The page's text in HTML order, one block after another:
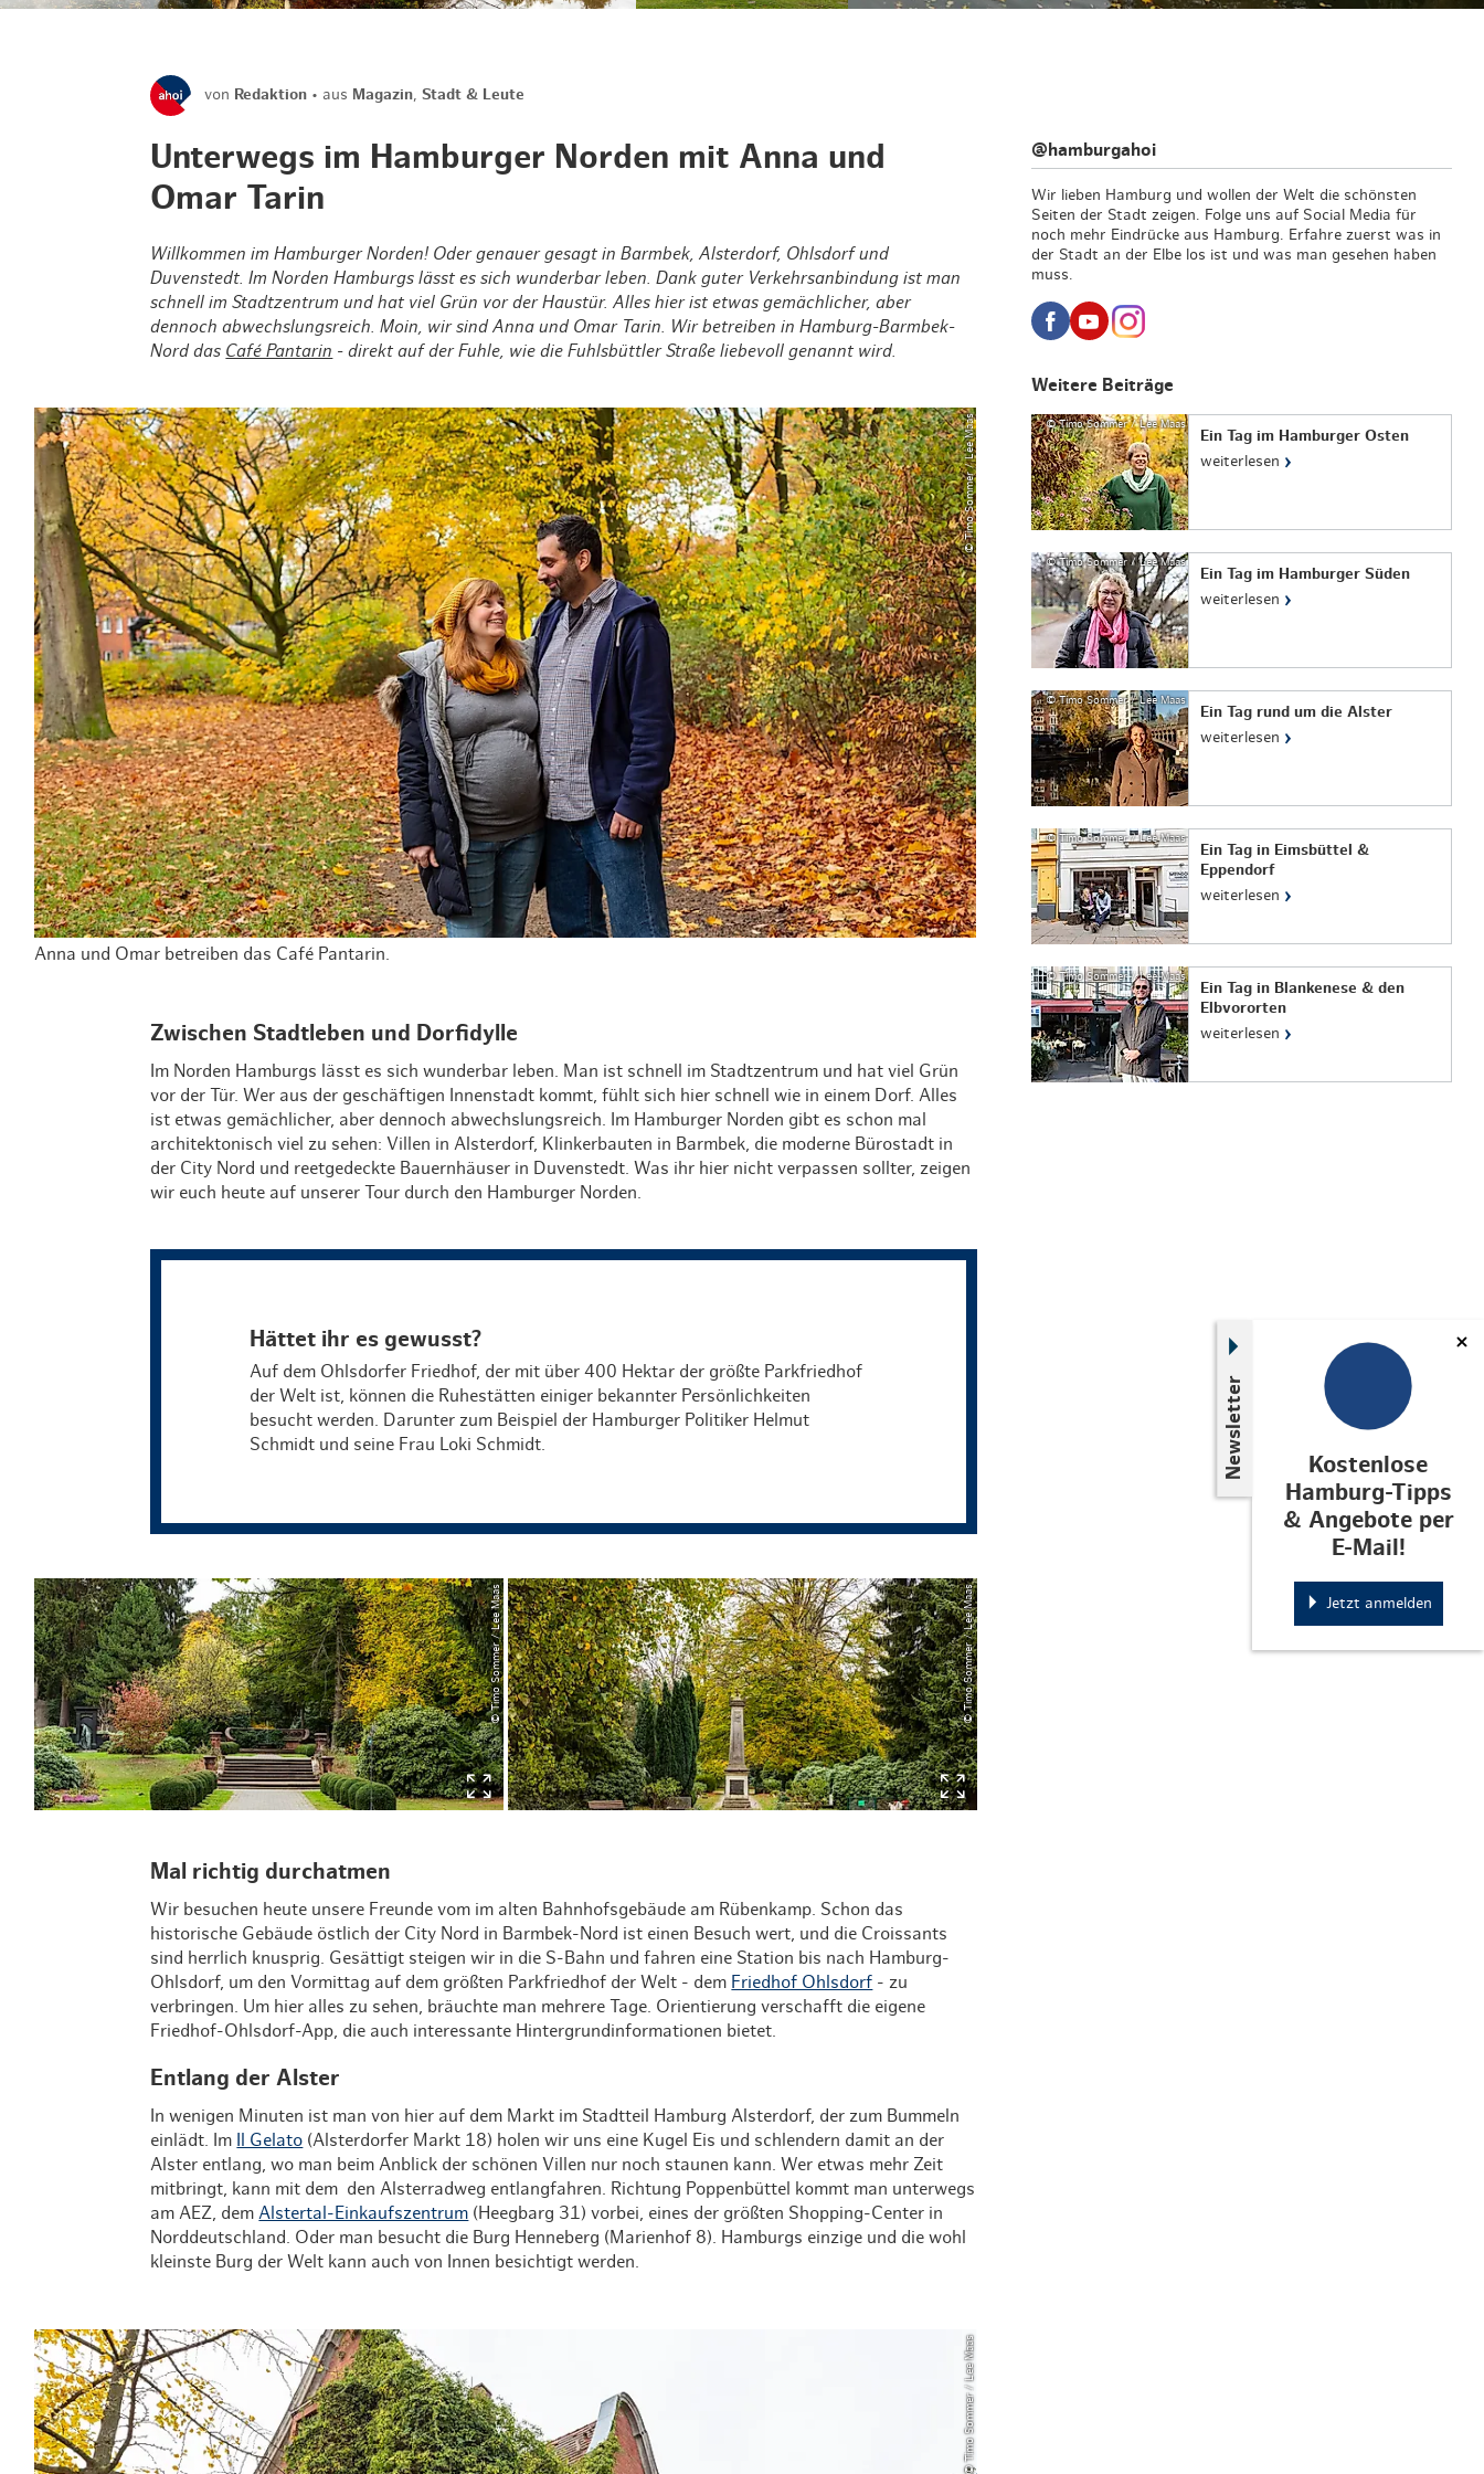
Weihnachten mit Bibi & Tina
Newsletter
Kostenlose
Hamburg-Tipps
& Angebote per
E-Mail!
Jetzt anmelden
von Redaktion aus Magazin,Stadt & Leute
Unterwegs im Hamburger Norden mit Anna und
Omar Tarin
Willkommen im Hamburger Norden! Oder genauer gesagt in Barmbek, Alsterdorf, Ohlsdorf und
Duvenstedt. Im Norden Hamburgs lässt es sich wunderbar leben. Dank guter Verkehrsanbindung ist man
schnell im Stadtzentrum und hat viel Grün vor der Haustür. Alles hier ist etwas gemächlicher, aber
dennoch abwechslungsreich. Moin, wir sind Anna und Omar Tarin. Wir betreiben in Hamburg-Barmbek-
Nord das Café Pantarin - direkt auf der Fuhle, wie die Fuhlsbüttler Straße liebevoll genannt wird.
© Timo Sommer / Lee Maas
Anna und Omar betreiben das Café Pantarin.
Zwischen Stadtleben und Dorfidylle
Im Norden Hamburgs lässt es sich wunderbar leben. Man ist schnell im Stadtzentrum und hat viel Grün
vor der Tür. Wer aus der geschäftigen Innenstadt kommt, fühlt sich hier schnell wie in einem Dorf. Alles
ist etwas gemächlicher, aber dennoch abwechslungsreich. Im Hamburger Norden gibt es schon mal
architektonisch viel zu sehen: Villen in Alsterdorf, Klinkerbauten in Barmbek, die moderne Bürostadt in
der City Nord und reetgedeckte Bauernhäuser in Duvenstedt. Was ihr hier nicht verpassen sollter, zeigen
wir euch heute auf unserer Tour durch den Hamburger Norden.
Hättet ihr es gewusst?
Auf dem Ohlsdorfer Friedhof, der mit über 400 Hektar der größte Parkfriedhof
der Welt ist, können die Ruhestätten einiger bekannter Persönlichkeiten
besucht werden. Darunter zum Beispiel der Hamburger Politiker Helmut
Schmidt und seine Frau Loki Schmidt.
© Timo Sommer / Lee Maas © Timo Sommer / Lee Maas
Mal richtig durchatmen
Wir besuchen heute unsere Freunde vom im alten Bahnhofsgebäude am Rübenkamp. Schon das
historische Gebäude östlich der City Nord in Barmbek-Nord ist einen Besuch wert, und die Croissants
sind herrlich knusprig. Gesättigt steigen wir in die S-Bahn und fahren eine Station bis nach Hamburg-
Ohlsdorf, um den Vormittag auf dem größten Parkfriedhof der Welt - dem Friedhof Ohlsdorf - zu
verbringen. Um hier alles zu sehen, bräuchte man mehrere Tage. Orientierung verschafft die eigene
Friedhof-Ohlsdorf-App, die auch interessante Hintergrundinformationen bietet.
Entlang der Alster
In wenigen Minuten ist man von hier auf dem Markt im Stadtteil Hamburg Alsterdorf, der zum Bummeln
einlädt. Im
Il Gelato (Alsterdorfer Markt 18) holen wir uns eine Kugel Eis und schlendern damit an der
Alster entlang, wo man beim Anblick der schönen Villen nur noch staunen kann. Wer etwas mehr Zeit
mitbringt, kann mit dem den Alsterradweg entlangfahren. Richtung Poppenbüttel kommt man unterwegs
am AEZ, demAlstertal-Einkaufszentrum (Heegbarg 31) vorbei, eines der größten Shopping-Center in
Norddeutschland. Oder man besucht die Burg Henneberg (Marienhof 8). Hamburgs einzige und die wohl
kleinste Burg der Welt kann auch von Innen besichtigt werden.
© Timo Sommer / Lee Maas
@hamburgahoi
Wir lieben Hamburg und wollen der Welt die schönsten
Seiten der Stadt zeigen. Folge uns auf Social Media für
noch mehr Eindrücke aus Hamburg. Erfahre zuerst was in
der Stadt an der Elbe los ist und was man gesehen haben
muss.
Weitere Beiträge
© Timo Sommer / Lee Maas
Ein Tag im Hamburger Osten
weiterlesen ›
© Timo Sommer / Lee Maas
Ein Tag im Hamburger Süden
weiterlesen ›
© Timo Sommer / Lee Maas
Ein Tag rund um die Alster
weiterlesen ›
© Timo Sommer / Lee Maas
Ein Tag in Eimsbüttel &
Eppendorf
weiterlesen ›
© Timo Sommer / Lee Maas
Ein Tag in Blankenese & den
Elbvororten
weiterlesen ›